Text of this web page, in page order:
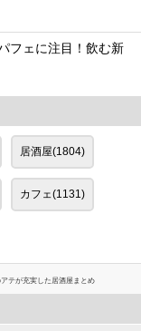
フェに注目！飲む新
居酒屋(1804)
カフェ(1131)
テが充実した居酒屋まとめ